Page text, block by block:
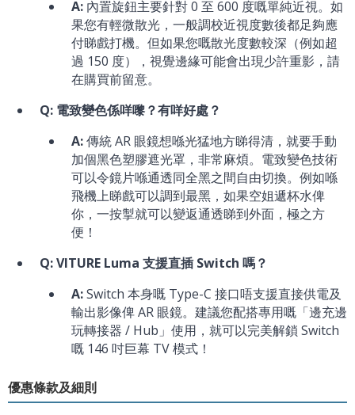
A: 內置旋鈕主要針對 0 至 600 度嘅單純近視。如
果您有輕微散光，一般調校近視度數後都足夠應
付睇戲打機。但如果您嘅散光度數較深（例如超
過 150 度），視覺邊緣可能會出現少許重影，請
在購買前留意。
Q: 電致變色係咩嚟？有咩好處？
A:傳統 AR 眼鏡想喺光猛地方睇得清，就要手動
加個黑色塑膠遮光罩，非常麻煩。電致變色技術
可以令鏡片喺通透同全黑之間自由切換。例如喺
飛機上睇戲可以調到最黑，如果空姐遞杯水俾
你，一按掣就可以變返通透睇到外面，極之方
便！
Q: VITURE Luma 支援直插 Switch 嗎？
A:Switch 本身嘅 Type-C 接口唔支援直接供電及
輸出影像俾 AR 眼鏡。建議您配搭專用嘅「邊充邊
玩轉接器 / Hub」使用，就可以完美解鎖 Switch
嘅 146 吋巨幕 TV 模式！
優惠條款及細則